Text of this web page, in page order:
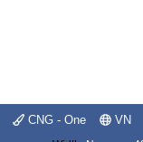
CNG - One VN